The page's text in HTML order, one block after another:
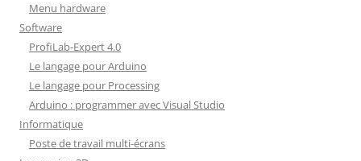
Menu hardware
Software
ProfiLab-Expert 4.0
Le langage pour Arduino
Le langage pour Processing
Arduino : programmer avec Visual Studio
Informatique
Poste de travail multi-écrans